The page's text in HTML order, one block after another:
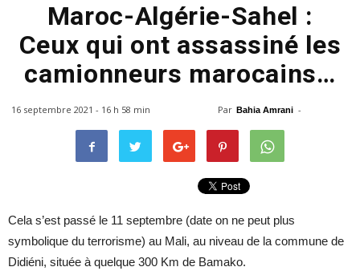
Maroc-Algérie-Sahel :
Ceux qui ont assassiné les
camionneurs marocains…
Par Bahia Amrani -
16 septembre 2021 - 16 h 58 min
Cela s’est passé le 11 septembre (date on ne peut plus
symbolique du terrorisme) au Mali, au niveau de la commune de
Didiéni, située à quelque 300 Km de Bamako.